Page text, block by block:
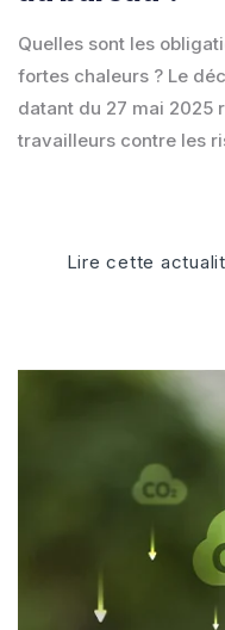
Quelles sont les
fortes chaleurs ? Le
datant du 27 mai 2025
travailleurs contre les
Lire cette